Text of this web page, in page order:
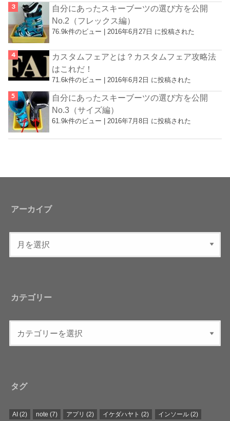
自分にあったスキーブーツの選び方を公開
No.2（フレックス編）
76.9k件のビュー |2016年6月27日 に投稿された
カスタムフェアとは？カスタムフェア攻略法
はこれだ！
71.6k件のビュー | 2016年6月2日 に投稿された
自分にあったスキーブーツの選び方を公開
No.3（サイズ編）
61.9k件のビュー 2016年7月8日 に投稿された
アーカイブ
カテゴリー
タグ
AI(2) note (7) アプリ (2) イケダハヤト (2) インソール(2)